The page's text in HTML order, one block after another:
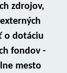
zdrojov,
o dotáciu
fondov -
mesto